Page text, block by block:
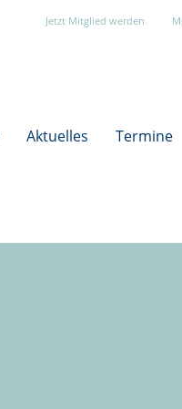
Jetzt Mitglied werden
Aktuelles Termine